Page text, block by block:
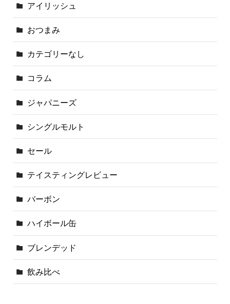
アイリッシュ
おつまみ
カテゴリーなし
コラム
ジャパニーズ
シングルモルト
セール
テイスティングレビュー
バーボン
ハイボール缶
ブレンデッド
飲み比べ